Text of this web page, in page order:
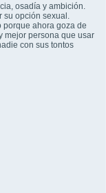
osadía y ambición.
su opción sexual.
porque ahora goza de
mejor persona que usar
con sus tontos